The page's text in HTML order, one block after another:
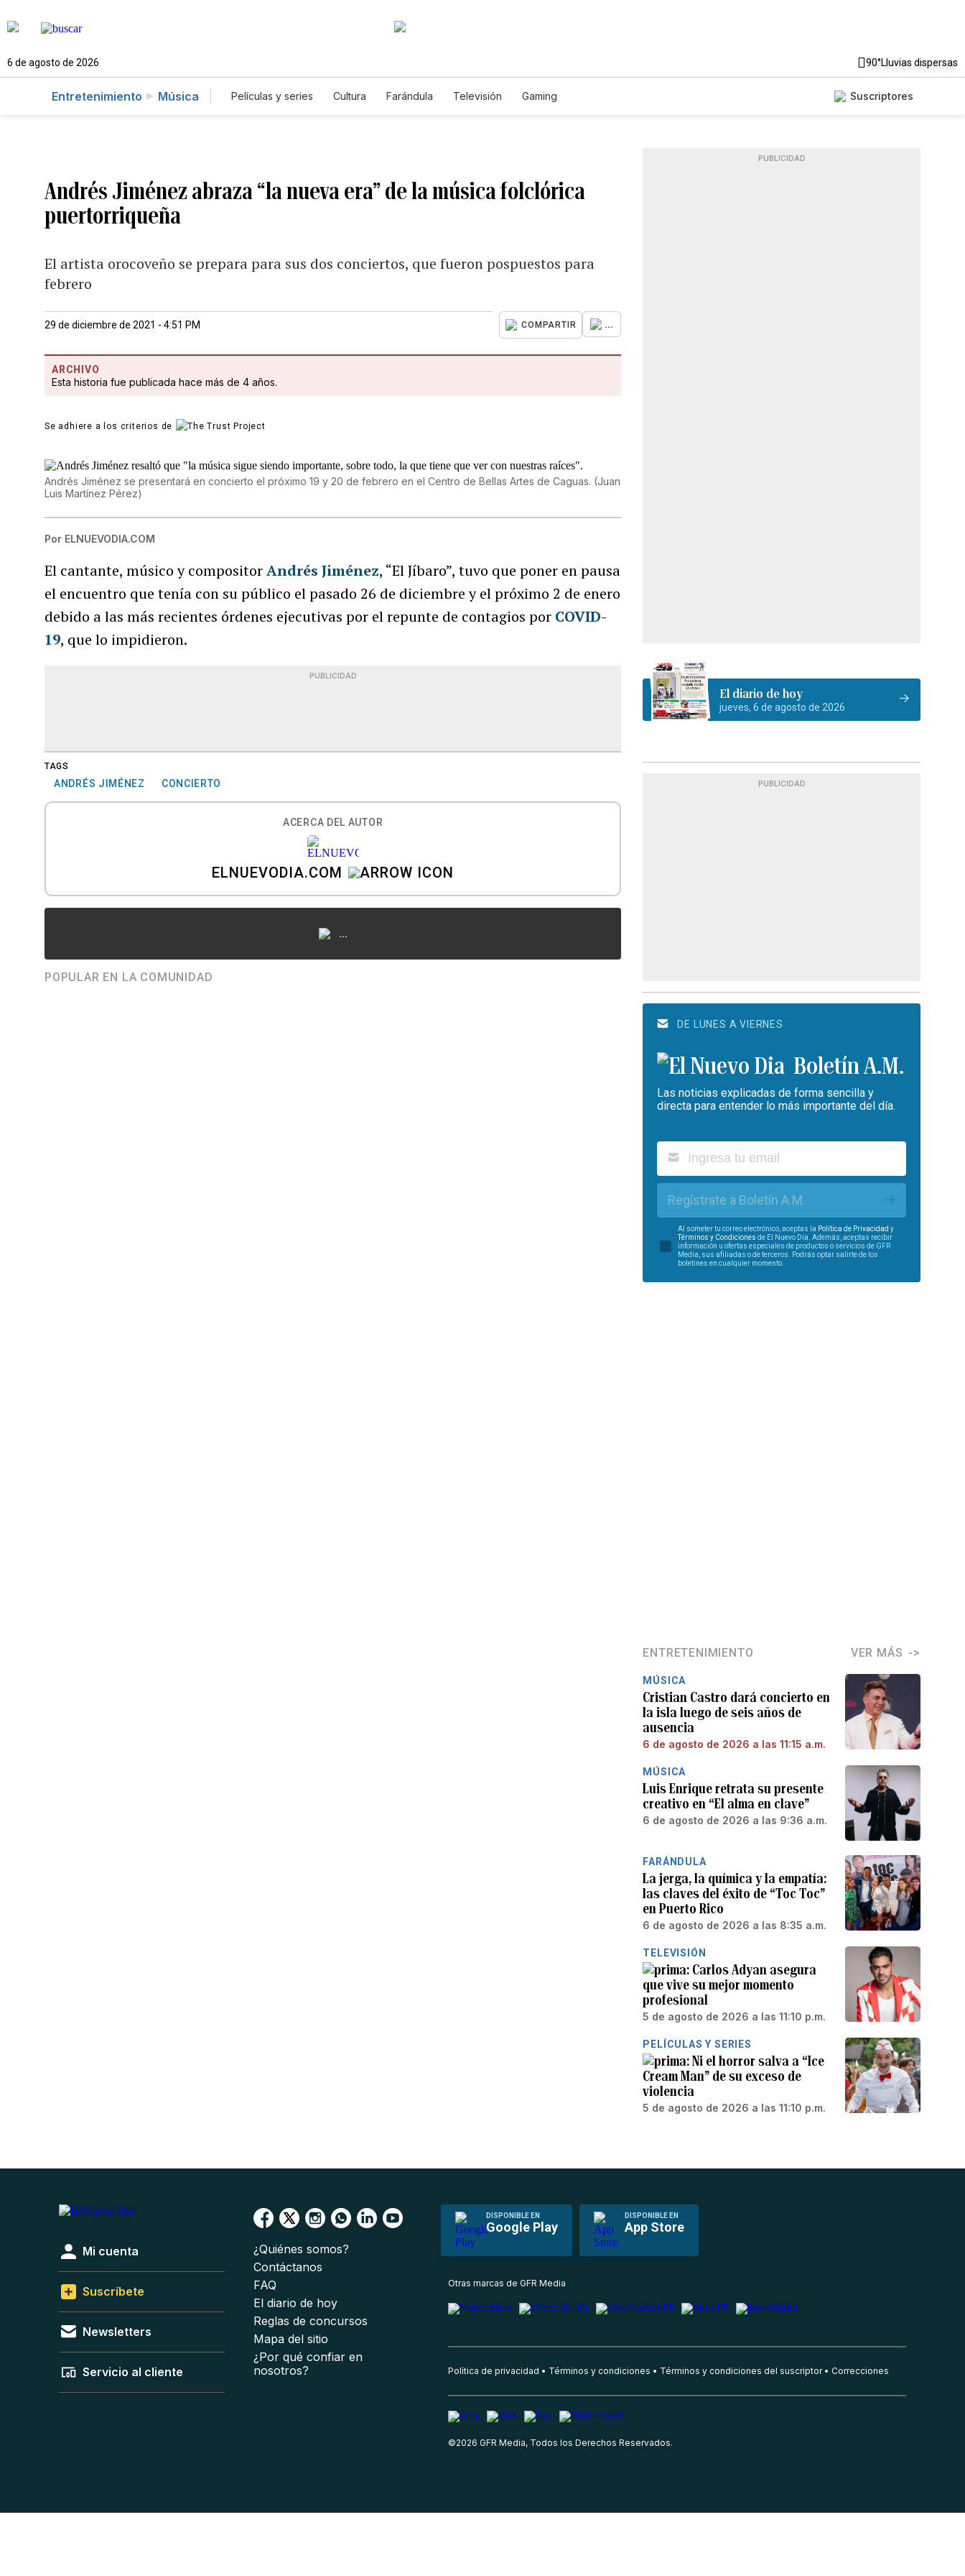
6 de agosto de 2026 90°Lluvias dispersas
Entretenimiento Música Películas y series Cultura Farándula Televisión Gaming Suscriptores
Andrés Jiménez abraza “la nueva era” de la música folclórica
puertorriqueña
El artista orocoveño se prepara para sus dos conciertos, que fueron pospuestos para
febrero
29 de diciembre de 2021 - 4:51 PM COMPARTIR ...
ARCHIVO
Esta historia fue publicada hace más de 4 años.
Se adhiere a los criterios de
Andrés Jiménez se presentará en concierto el próximo 19 y 20 de febrero en el Centro de Bellas Artes de Caguas. (Juan
Luis Martínez Pérez)
Por ELNUEVODIA.COM
El cantante, músico y compositorAndrés Jiménez, “El Jíbaro”, tuvo que poner en pausa
el encuentro que tenía con su público el pasado 26 de diciembre y el próximo 2 de enero
debido a las más recientes órdenes ejecutivas por el repunte de contagios por COVID-
19, que lo impidieron.
PUBLICIDAD
TAGS
ANDRÉS JIMÉNEZ CONCIERTO
ACERCA DEL AUTOR
ELNUEVODIA.COM
...
POPULAR EN LA COMUNIDAD
PUBLICIDAD
El diario de hoy
jueves, 6 de agosto de 2026
PUBLICIDAD
DE LUNES A VIERNES
Boletín A.M.
Las noticias explicadas de forma sencilla y
directa para entender lo más importante del día.
Regístrate a Boletín A.M.
Al someter tu correo electrónico, aceptas la Política de Privacidad y
Términos y Condiciones de El Nuevo Día. Además, aceptas recibir
información u ofertas especiales de productos o servicios de GFR
Media, sus afiliadas o de terceros. Podrás optar salirte de los
boletines en cualquier momento.
ENTRETENIMIENTO VER MÁS
MÚSICA
Cristian Castro dará concierto en
la isla luego de seis años de
ausencia
6 de agosto de 2026 a las 11:15 a.m.
MÚSICA
Luis Enrique retrata su presente
creativo en “El alma en clave”
6 de agosto de 2026 a las 9:36 a.m.
FARÁNDULA
La jerga, la química y la empatía:
las claves del éxito de “Toc Toc”
en Puerto Rico
6 de agosto de 2026 a las 8:35 a.m.
TELEVISIÓN
Carlos Adyan asegura
que vive su mejor momento
profesional
5 de agosto de 2026 a las 11:10 p.m.
PELÍCULAS Y SERIES
Ni el horror salva a “Ice
Cream Man” de su exceso de
violencia
5 de agosto de 2026 a las 11:10 p.m.
DISPONIBLE EN
Google Play
DISPONIBLE EN
App Store
Mi cuenta
Suscríbete
Newsletters
Servicio al cliente
¿Quiénes somos?
Contáctanos
FAQ
El diario de hoy
Reglas de concursos
Mapa del sitio
¿Por qué confiar en
nosotros?
Otras marcas de GFR Media
Política de privacidad Términos y condiciones Términos y condiciones del suscriptor Correcciones
©2026 GFR Media, Todos los Derechos Reservados.